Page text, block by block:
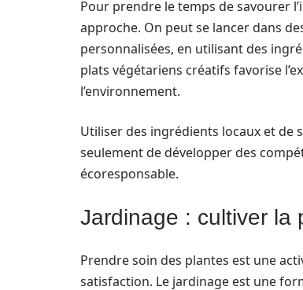
Pour prendre le temps de savourer
approche. On peut se lancer dans
personnalisées, en utilisant des
plats végétariens créatifs favorise
l’environnement.
Utiliser des ingrédients locaux et de
seulement de développer des
écoresponsable.
Jardinage : cultiver la
Prendre soin des plantes est une
satisfaction. Le jardinage est une